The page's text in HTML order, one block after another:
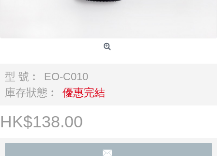
型 號︰
EO-C010
庫存狀態︰
優惠完結
HK$138.00